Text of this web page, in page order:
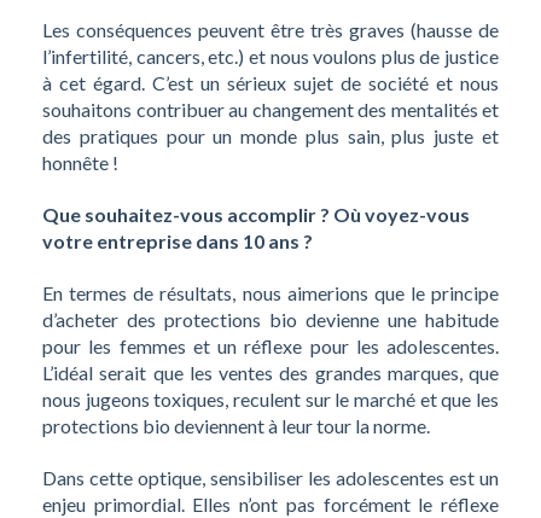
Les conséquences peuvent être très graves (hausse de
l’infertilité, cancers, etc.) et nous voulons plus de justice
à cet égard. C’est un sérieux sujet de société et nous
souhaitons contribuer au changement des mentalités et
des pratiques pour un monde plus sain, plus juste et
honnête !
Que souhaitez-vous accomplir ? Où voyez-vous
votre entreprise dans 10 ans ?
En termes de résultats, nous aimerions que le principe
d’acheter des protections bio devienne une habitude
pour les femmes et un réflexe pour les adolescentes.
L’idéal serait que les ventes des grandes marques, que
nous jugeons toxiques, reculent sur le marché et que les
protections bio deviennent à leur tour la norme.
Dans cette optique, sensibiliser les adolescentes est un
enjeu primordial. Elles n’ont pas forcément le réflexe